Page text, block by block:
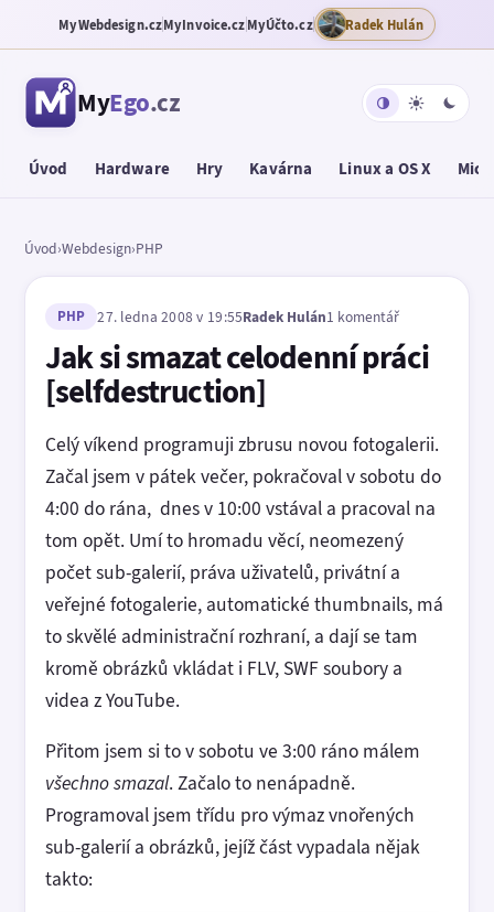
MyWebdesign.czMyInvoice.czMyÚčto.cz Radek Hulán
MyEgo.cz
Úvod Hardware Hry Kavárna Linux a OS X
Úvod›Webdesign›PHP
PHP 27. ledna 2008 v 19:55Radek Hulán1 komentář
Jak si smazat celodenní práci
[selfdestruction]
Celý víkend programuji zbrusu novou fotogalerii.
Začal jsem v pátek večer, pokračoval v sobotu do
4:00 do rána, dnes v 10:00 vstával a pracoval na
tom opět. Umí to hromadu věcí, neomezený
počet sub-galerií, práva uživatelů, privátní a
veřejné fotogalerie, automatické thumbnails, má
to skvělé administrační rozhraní, a dají se tam
kromě obrázků vkládat i FLV, SWF soubory a
videa z YouTube.
Přitom jsem si to v sobotu ve 3:00 ráno málem
všechno smazal. Začalo to nenápadně.
Programoval jsem třídu pro výmaz vnořených
sub-galerií a obrázků, jejíž část vypadala nějak
takto: